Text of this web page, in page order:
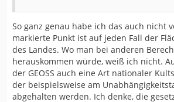
So ganz genau habe ich das auch nicht
markierte Punkt ist auf jeden Fall der
des Landes. Wo man bei anderen
herauskommen würde, weiß ich nicht.
der GEOSS auch eine Art nationaler
der beispielsweise am
abgehalten werden. Ich denke, die